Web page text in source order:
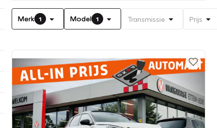
Merk 1 Model 1 Transmissie Prijs